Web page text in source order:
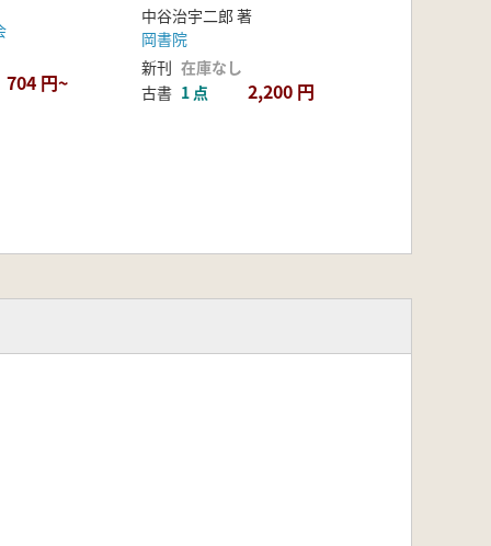
704 円~
中谷治宇二郎 著
岡書院
新刊 在庫なし
古書 1 点 2,200 円